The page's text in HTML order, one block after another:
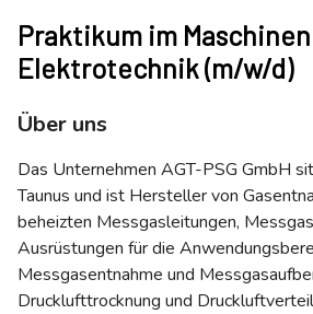
Praktikum im
Elektrotechnik (m/w/d)
Über uns
Das Unternehmen AGT-PSG GmbH
Taunus und ist Hersteller von
beheizten Messgasleitungen,
Ausrüstungen für die
Messgasentnahme und
Drucklufttrocknung und